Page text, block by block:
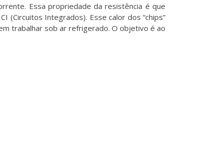
Essa propriedade da resistência é que
(Circuitos Integrados). Esse calor dos “chips”
trabalhar sob ar refrigerado. O objetivo é ao